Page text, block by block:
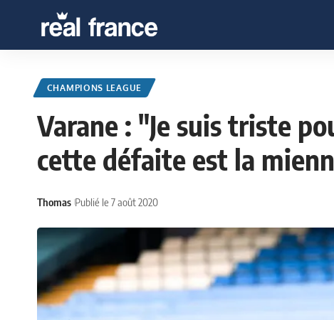
CHAMPIONS LEAGUE
Varane : "Je suis triste
cette défaite est la
Thomas Publié le 7 août 2020